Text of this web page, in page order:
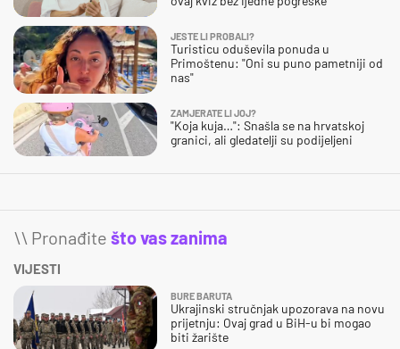
JESTE LI PROBALI?
Turisticu oduševila ponuda u
Primoštenu: "Oni su puno pametniji od
nas"
ZAMJERATE LI JOJ?
"Koja kuja…": Snašla se na hrvatskoj
granici, ali gledatelji su podijeljeni
\\ Pronađite što vas zanima
VIJESTI
BURE BARUTA
Ukrajinski stručnjak upozorava na novu
prijetnju: Ovaj grad u BiH-u bi mogao
biti žarište